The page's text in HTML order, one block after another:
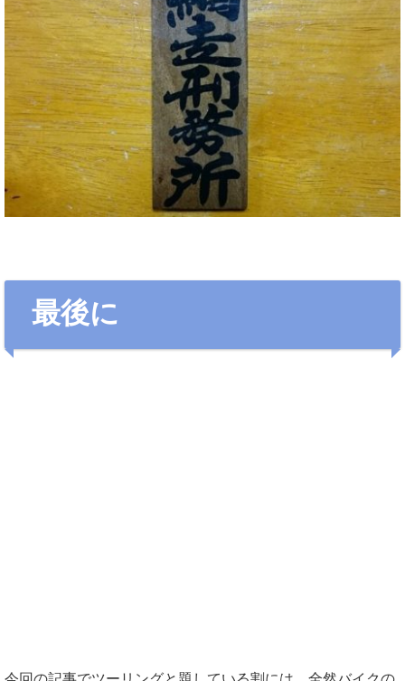
最後に